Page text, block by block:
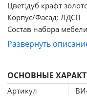
Цвет:дуб крафт
Корпус/Фасад: ЛДСП
Состав набора
Тумба Виктория ВИ-
Развернуть
ОСНОВНЫЕ
Артикул